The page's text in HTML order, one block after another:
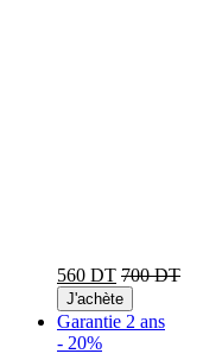
560 DT 700 DT
J'achète
Garantie 2 ans
- 20%